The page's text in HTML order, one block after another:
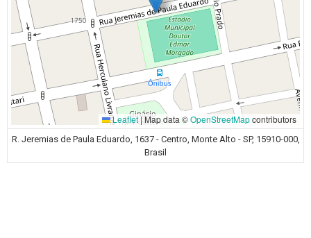
Leaflet|Map data ©OpenStreetMapcontributors
R. Jeremias de Paula Eduardo, 1637 - Centro, Monte Alto - SP, 15910-000,
Brasil